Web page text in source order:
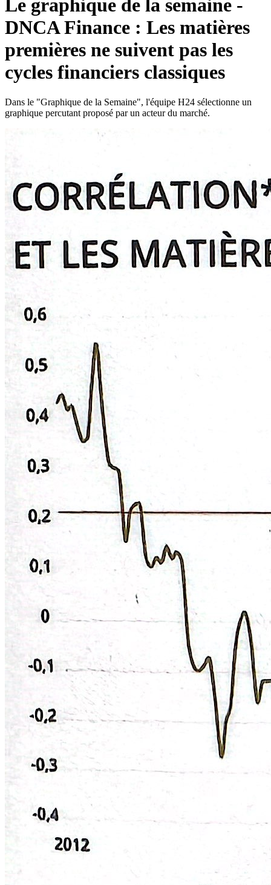
Le graphique de la semaine -
DNCA Finance : Les matières
premières ne suivent pas les
cycles financiers classiques
Dans le "Graphique de la Semaine", l'équipe H24 sélectionne un
graphique percutant proposé par un acteur du marché.